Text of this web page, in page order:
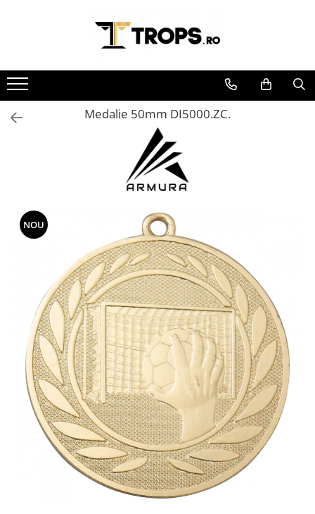
Sporturi
Arte Martiale
Atletism
Fotbal
Muzica / Dans
Pescuit
Tenis de camp
Tenis de Masa
Alte ramuri sportive
Cupe economice
Medalie 50mm DI5000.ZC.
NOU